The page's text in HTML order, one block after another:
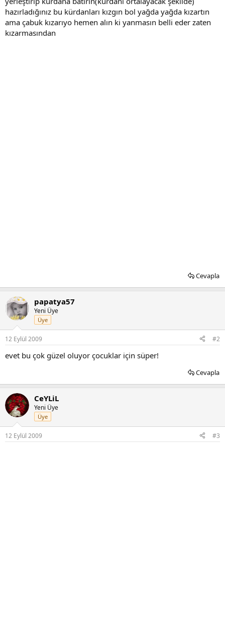
hazırladığınız bu kürdanları kızgın bol yağda yağda kızartın
ama çabuk kızarıyo hemen alın ki yanmasın belli eder zaten
kızarmasından
Cevapla
papatya57
Yeni Üye
Üye
12 Eylül 2009 #2
evet bu çok güzel oluyor çocuklar için süper!
Cevapla
CeYLiL
Yeni Üye
Üye
12 Eylül 2009 #3